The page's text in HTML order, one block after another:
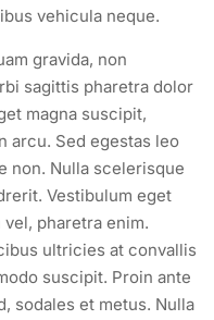
vehicula neque.
gravida, non
sagittis pharetra dolor
magna suscipit,
arcu. Sed egestas leo
non. Nulla scelerisque
Vestibulum eget
pharetra enim.
ultricies at convallis
suscipit. Proin ante
sodales et metus. Nulla